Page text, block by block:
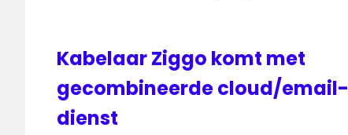
Kabelaar Ziggo komt met
gecombineerde cloud/email-
dienst